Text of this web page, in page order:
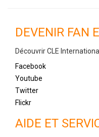
DEVENIR FAN
Découvrir CLE
Facebook
Youtube
Twitter
Flickr
AIDE ET